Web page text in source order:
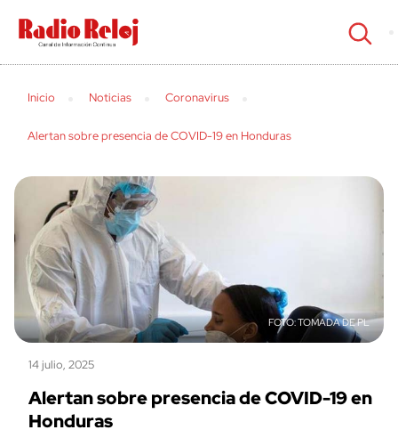
cerrar
Inicio Noticias Coronavirus
Alertan sobre presencia de COVID-19 en Honduras
TOMADA DE PL
14 julio, 2025
Alertan sobre presencia de COVID-19 en
Honduras